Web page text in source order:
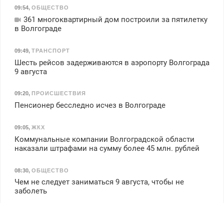
09:54, ОБЩЕСТВО
361 многоквартирный дом построили за пятилетку
в Волгограде
09:49, ТРАНСПОРТ
Шесть рейсов задерживаются в аэропорту Волгограда
9 августа
09:20, ПРОИСШЕСТВИЯ
Пенсионер бесследно исчез в Волгограде
09:05, ЖКХ
Коммунальные компании Волгоградской области
наказали штрафами на сумму более 45 млн. рублей
08:30, ОБЩЕСТВО
Чем не следует заниматься 9 августа, чтобы не
заболеть